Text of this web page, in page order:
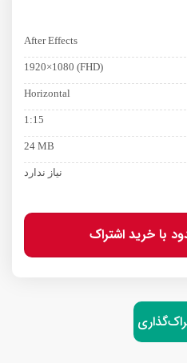
After Effects
1920×1080 (FHD)
Horizontal
1:15
24 MB
نیاز ندارد
با خرید اشتراک